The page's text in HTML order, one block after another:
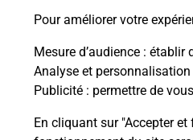
Pour améliorer votre
Mesure d’audience : établir
Analyse et personnalisation
Publicité : permettre de
En cliquant sur "Accepter